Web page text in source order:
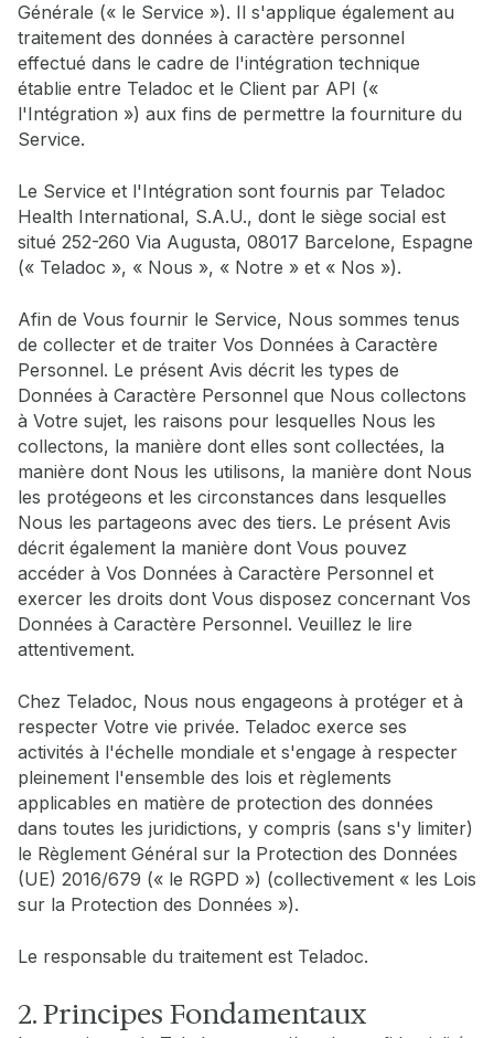
Générale (« le Service »). Il s'applique également au
traitement des données à caractère personnel
effectué dans le cadre de l'intégration technique
établie entre Teladoc et le Client par API («
l'Intégration ») aux fins de permettre la fourniture du
Service.
Le Service et l'Intégration sont fournis par Teladoc
Health International, S.A.U., dont le siège social est
situé 252-260 Via Augusta, 08017 Barcelone, Espagne
(« Teladoc », « Nous », « Notre » et « Nos »).
Afin de Vous fournir le Service, Nous sommes tenus
de collecter et de traiter Vos Données à Caractère
Personnel. Le présent Avis décrit les types de
Données à Caractère Personnel que Nous collectons
à Votre sujet, les raisons pour lesquelles Nous les
collectons, la manière dont elles sont collectées, la
manière dont Nous les utilisons, la manière dont Nous
les protégeons et les circonstances dans lesquelles
Nous les partageons avec des tiers. Le présent Avis
décrit également la manière dont Vous pouvez
accéder à Vos Données à Caractère Personnel et
exercer les droits dont Vous disposez concernant Vos
Données à Caractère Personnel. Veuillez le lire
attentivement.
Chez Teladoc, Nous nous engageons à protéger et à
respecter Votre vie privée. Teladoc exerce ses
activités à l'échelle mondiale et s'engage à respecter
pleinement l'ensemble des lois et règlements
applicables en matière de protection des données
dans toutes les juridictions, y compris (sans s'y limiter)
le Règlement Général sur la Protection des Données
(UE) 2016/679 (« le RGPD ») (collectivement « les Lois
sur la Protection des Données »).
Le responsable du traitement est Teladoc.
2. Principes Fondamentaux